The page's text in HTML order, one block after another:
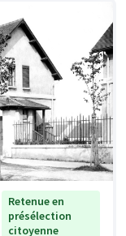
Retenue en
présélection
citoyenne